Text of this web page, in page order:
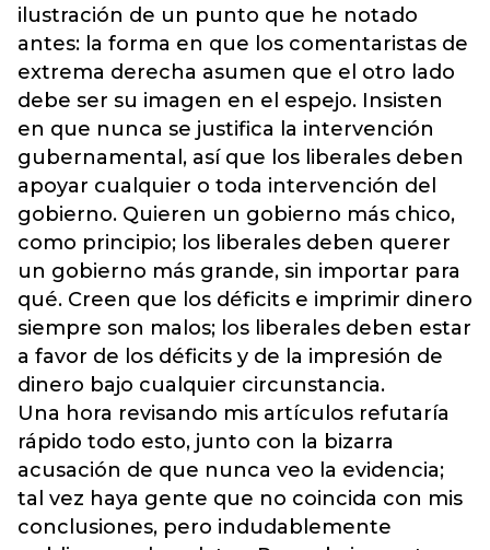
ilustración de un punto que he notado
antes: la forma en que los comentaristas de
extrema derecha asumen que el otro lado
debe ser su imagen en el espejo. Insisten
en que nunca se justifica la intervención
gubernamental, así que los liberales deben
apoyar cualquier o toda intervención del
gobierno. Quieren un gobierno más chico,
como principio; los liberales deben querer
un gobierno más grande, sin importar para
qué. Creen que los déficits e imprimir dinero
siempre son malos; los liberales deben estar
a favor de los déficits y de la impresión de
dinero bajo cualquier circunstancia.
Una hora revisando mis artículos refutaría
rápido todo esto, junto con la bizarra
acusación de que nunca veo la evidencia;
tal vez haya gente que no coincida con mis
conclusiones, pero indudablemente